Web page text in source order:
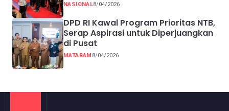
NASIONAL8/04/2026
DPD RI Kawal Program Prioritas NTB,
Serap Aspirasi untuk Diperjuangkan
di Pusat
MATARAM 8/04/2026